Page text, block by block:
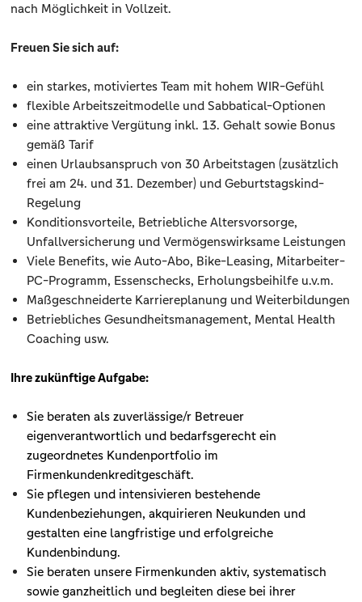
nach Möglichkeit in Vollzeit.
Freuen Sie sich auf:
ein starkes, motiviertes Team mit hohem WIR-Gefühl
flexible Arbeitszeitmodelle und Sabbatical-Optionen
eine attraktive Vergütung inkl. 13. Gehalt sowie Bonus
gemäß Tarif
einen Urlaubsanspruch von 30 Arbeitstagen (zusätzlich
frei am 24. und 31. Dezember) und Geburtstagskind-
Regelung
Konditionsvorteile, Betriebliche Altersvorsorge,
Unfallversicherung und Vermögenswirksame Leistungen
Viele Benefits, wie Auto-Abo, Bike-Leasing, Mitarbeiter-
PC-Programm, Essenschecks, Erholungsbeihilfe u.v.m.
Maßgeschneiderte Karriereplanung und Weiterbildungen
Betriebliches Gesundheitsmanagement, Mental Health
Coaching usw.
Ihre zukünftige Aufgabe:
Sie beraten als zuverlässige/r Betreuer
eigenverantwortlich und bedarfsgerecht ein
zugeordnetes Kundenportfolio im
Firmenkundenkreditgeschäft.
Sie pflegen und intensivieren bestehende
Kundenbeziehungen, akquirieren Neukunden und
gestalten eine langfristige und erfolgreiche
Kundenbindung.
Sie beraten unsere Firmenkunden aktiv, systematisch
sowie ganzheitlich und begleiten diese bei ihrer